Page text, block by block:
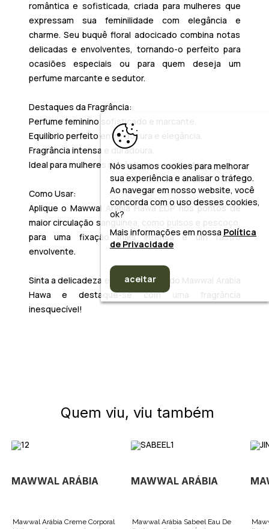
romântica e sofisticada, criada para mulheres que
expressam sua feminilidade com elegância e
charme. Seu buquê floral adocicado combina notas
delicadas e envolventes, tornando-o perfeito para
ocasiões especiais ou para quem deseja um
perfume marcante e sedutor.
Destaques da Fragrância:
Perfume feminino sofisticado e marcante.
Equilíbrio perfeito entre doçura e elegância.
Fragrância intensa e duradoura.
Ideal para mulheres românticas e confiantes.
Como Usar:
Aplique o Mawwal Arabia Hawa EDPnos pontos de
maior circulação sanguínea, como pulsos e pescoço,
para uma fixação mais intensa e um rastro
envolvente.
Sinta a delicadeza e o romantismo do Mawwal Arabia
Hawa e destaque-se com uma fragrância
inesquecível!
Quem viu, viu também
MAWWAL ARÁBIA
Mawwal Arábia Creme Corporal
MAWWAL ARÁBIA
Mawwal Arábia Sabeel Eau De
Nós usamos cookies para melhorar
sua experiência e analisar o tráfego.
Ao navegar em nosso website, você
concorda com o uso desses cookies,
ok?
Mais informações em nossa Política
de Privacidade
aceitar